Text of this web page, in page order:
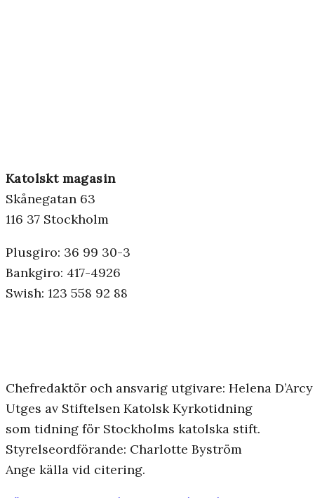
Katolskt magasin
Skånegatan 63
116 37 Stockholm
Plusgiro: 36 99 30-3
Bankgiro: 417-4926
Swish: 123 558 92 88
Chefredaktör och ansvarig utgivare: Helena D’Arcy
Utges av Stiftelsen Katolsk Kyrkotidning
som tidning för Stockholms katolska stift.
Styrelseordförande: Charlotte Byström
Ange källa vid citering.